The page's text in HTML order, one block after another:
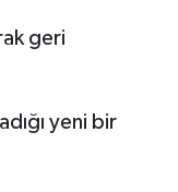
geri
yeni bir